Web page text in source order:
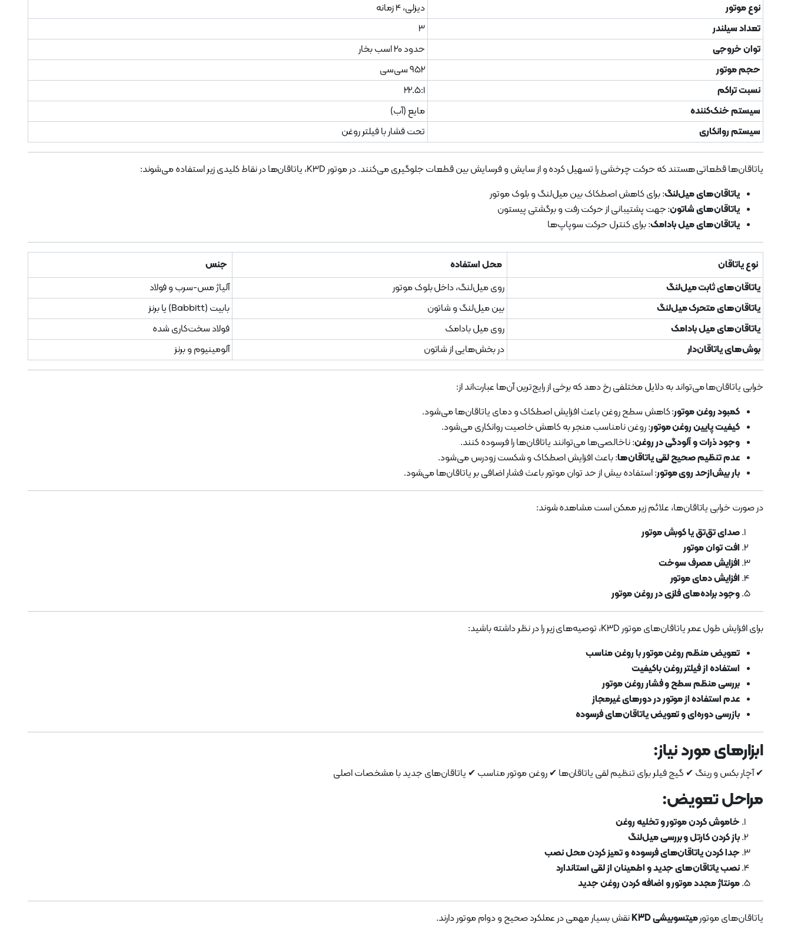
نوع موتور
دیزلی، 4 زمانه
تعداد سیلندر
3
توان خروجی
حدود 20 اسب بخار
حجم موتور
952 سی‌سی
نسبت تراکم
22.5:1
سیستم خنک‌کننده
مایع (آب)
سیستم روانکاری
تحت فشار با فیلتر روغن
یاتاقان‌ها قطعاتی هستند که حرکت چرخشی را تسهیل کرده و از سایش و فرسایش بین قطعات جلوگیری می‌کنند. در موتور K3D، یاتاقان‌ها در نقاط کلیدی زیر استفاده می‌شوند:
یاتاقان‌های میل‌لنگ: برای کاهش اصطکاک بین میل‌لنگ و بلوک موتور
یاتاقان‌های شاتون: جهت پشتیبانی از حرکت رفت و برگشتی پیستون
یاتاقان‌های میل بادامک: برای کنترل حرکت سوپاپ‌ها
نوع یاتاقان محل استفاده
جنس
یاتاقان‌های ثابت میل‌لنگ
روی میل‌لنگ، داخل بلوک موتور
آلیاژ مس-سرب و فولاد
یاتاقان‌های متحرک میل‌لنگ
بین میل‌لنگ و شاتون
بابیت (Babbitt) یا برنز
یاتاقان‌های میل بادامک
روی میل بادامک
فولاد سخت‌کاری شده
بوش‌های یاتاقان‌دار
در بخش‌هایی از شاتون آلومینیوم و برنز
خرابی یاتاقان‌ها می‌تواند به دلایل مختلفی رخ دهد که برخی از رایج‌ترین آن‌ها عبارت‌اند از:
کمبود روغن موتور: کاهش سطح روغن باعث افزایش اصطکاک و دمای یاتاقان‌ها می‌شود.
کیفیت پایین روغن موتور: روغن نامناسب منجر به کاهش خاصیت روانکاری می‌شود.
وجود ذرات و آلودگی در روغن: ناخالصی‌ها می‌توانند یاتاقان‌ها را فرسوده کنند.
عدم تنظیم صحیح لقی یاتاقان‌ها: باعث افزایش اصطکاک و شکست زودرس می‌شود.
بار بیش‌ازحد روی موتور: استفاده بیش از حد توان موتور باعث فشار اضافی بر یاتاقان‌ها می‌شود.
در صورت خرابی یاتاقان‌ها، علائم زیر ممکن است مشاهده شوند:
صدای تق‌تق یا کوبش موتور
افت توان موتور
افزایش مصرف سوخت
افزایش دمای موتور
وجود براده‌های فلزی در روغن موتور
برای افزایش طول عمر یاتاقان‌های موتور K3D، توصیه‌های زیر را در نظر داشته باشید:
تعویض منظم روغن موتور با روغن مناسب
استفاده از فیلتر روغن باکیفیت
بررسی منظم سطح و فشار روغن موتور
عدم استفاده از موتور در دورهای غیرمجاز
بازرسی دوره‌ای و تعویض یاتاقان‌های فرسوده
ابزارهای مورد نیاز:
✔ آچار بکس و رینگ ✔ گیج فیلر برای تنظیم لقی یاتاقان‌ها ✔ روغن موتور مناسب ✔ یاتاقان‌های جدید با مشخصات اصلی
مراحل تعویض:
خاموش کردن موتور و تخلیه روغن
باز کردن کارتل و بررسی میل‌لنگ
جدا کردن یاتاقان‌های فرسوده و تمیز کردن محل نصب
نصب یاتاقان‌های جدید و اطمینان از لقی استاندارد
مونتاژ مجدد موتور و اضافه کردن روغن جدید
یاتاقان‌های موتورمیتسوبیشی K3D
نقش بسیار مهمی در عملکرد صحیح و دوام موتور دارند.